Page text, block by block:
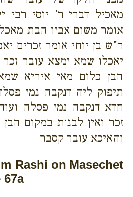
מאכיל דברי ר' יוסי רבי
אומר משום אביו הבת
ר"ש בן יוחי אומר זכרים
יאכלו שמא ימצא עובר זכר
הבן כלום מאי איריא
תיפוק ליה דנקבה נמי
חדא דנקבה נמי פסלה
זכר ואין לבנות במקום
והאיכא עובר קסבר
Rashi on Masechet
67a